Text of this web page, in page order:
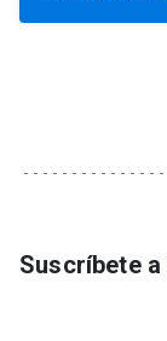
Suscríbete